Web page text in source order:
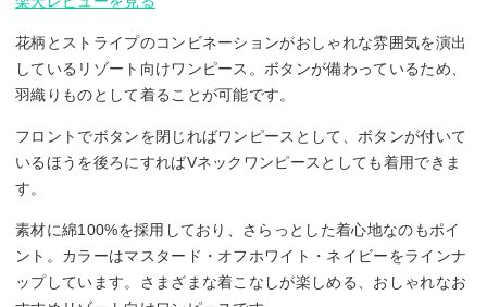
花柄とストライプのコンビネーションがおしゃれな雰囲気を演出
しているリゾート向けワンピース。ボタンが備わっているため、
羽織りものとして着ることが可能です。
フロントでボタンを閉じればワンピースとして、ボタンが付いて
いるほうを後ろにすればVネックワンピースとしても着用できま
す。
素材に綿100%を採用しており、さらっとした着心地なのもポイ
ント。カラーはマスタード・オフホワイト・ネイビーをラインナ
ップしています。さまざまな着こなしが楽しめる、おしゃれなお